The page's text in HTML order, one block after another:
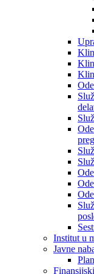
Institut u
Javne